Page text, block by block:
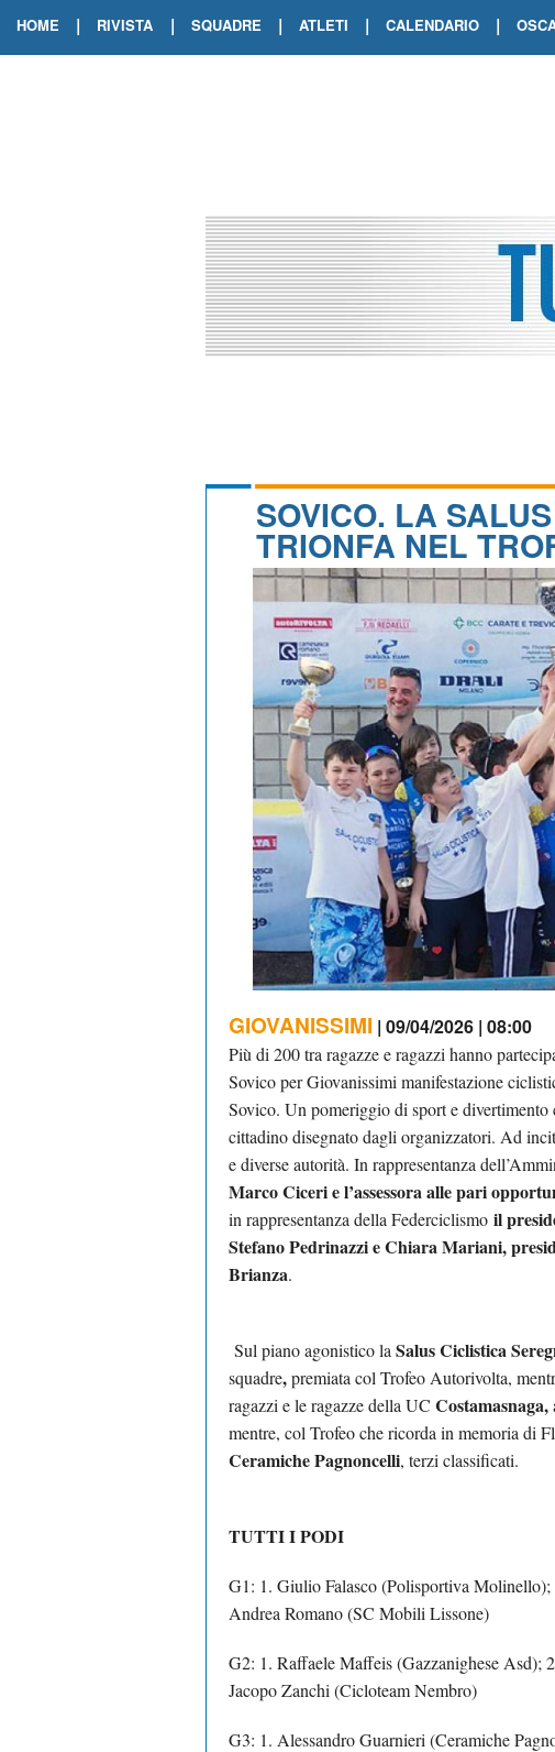
HOME | RIVISTA | SQUADRE | ATLETI | CALENDARIO |
SOVICO. LA
TRIONFA NEL
GIOVANISSIMI | 09/04/2026 | 08:00
Più di 200 tra ragazze e ragazzi hanno
Sovico per Giovanissimi manifestazione
Sovico. Un pomeriggio di sport e
cittadino disegnato dagli organizzatori. Ad
e diverse autorità. In rappresentanza
Marco Ciceri e l’assessora alle pari
in rappresentanza della Federciclismo il
Stefano Pedrinazzi e Chiara Mariani,
Brianza.
Sul piano agonistico la Salus Ciclistica
squadre,premiata col Trofeo Autorivolta,
ragazzi e le ragazze della UC Costamasnaga,
mentre, col Trofeo che ricorda in memoria di
Ceramiche Pagnoncelli, terzi classificati.
TUTTI I PODI
G1: 1. Giulio Falasco (Polisportiva Molinello);
Andrea Romano (SC Mobili Lissone)
G2: 1. Raffaele Maffeis (Gazzanighese
Jacopo Zanchi (Cicloteam Nembro)
G3: 1. Alessandro Guarnieri (Ceramiche